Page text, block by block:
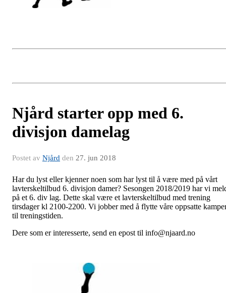
Njård starter opp med 6.
divisjon damelag
Postet av Njård den 27. jun 2018
Har du lyst eller kjenner noen som har lyst til å være med på vårt
lavterskeltilbud 6. divisjon damer? Sesongen 2018/2019 har vi
på et 6. div lag. Dette skal være et lavterskeltilbud med trening
tirsdager kl 2100-2200. Vi jobber med å flytte våre oppsatte
til treningstiden.
Dere som er interesserte, send en epost til info@njaard.no